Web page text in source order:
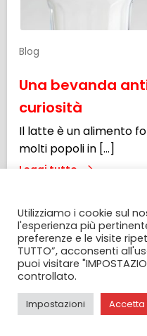
Blog
Una bevanda
curiosità
Il latte è un alimento
molti popoli in […]
Leggi tutto
Utilizziamo i cookie sul
l'esperienza più
preferenze e le visite
TUTTO”, acconsenti
puoi visitare
controllato.
Impostazioni Accetta